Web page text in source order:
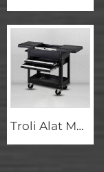
Troli Alat Multifungsi dengan Laci dan Baki